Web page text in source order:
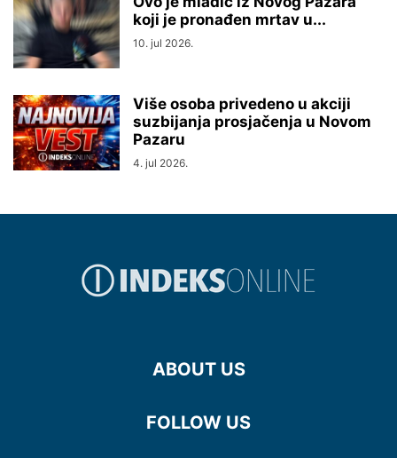
koji je pronađen mrtav u...
10. jul 2026.
Više osoba privedeno u akciji
suzbijanja prosjačenja u Novom
Pazaru
4. jul 2026.
ABOUT US
FOLLOW US